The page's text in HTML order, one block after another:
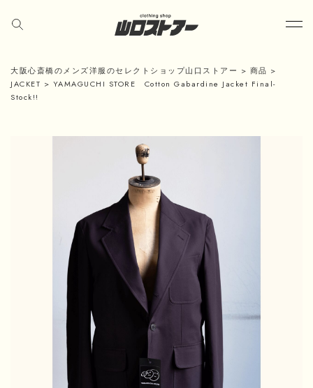
大阪心斎橋のメンズ洋服のセレクトショップ山口ストアー > 商品 >
JACKET > YAMAGUCHI STORE Cotton Gabardine Jacket Final-
Stock!!